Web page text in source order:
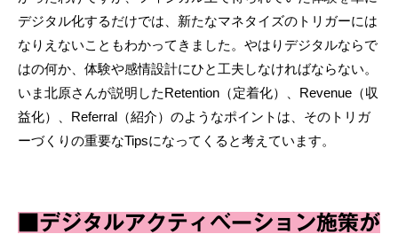
デジタル化するだけでは、新たなマネタイズのトリガーには
なりえないこともわかってきました。やはりデジタルならで
はの何か、体験や感情設計にひと工夫しなければならない。
いま北原さんが説明したRetention（定着化）、Revenue（収
益化）、Referral（紹介）のようなポイントは、そのトリガ
ーづくりの重要なTipsになってくると考えています。
■デジタルアクティベーション施策が